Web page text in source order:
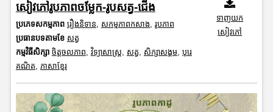
សៀវភៅរូបភាពចម្លែក-រូបសត្វ-ជើង
ប្រភេទសកម្មភាព រឿងនិទាន, សកម្មភាពកសាង, រូបភាព
ប្រធានបទតាមខែ សត្វ
កម្មវិធីសិក្សា ចិត្តចលភាព, វិទ្យាសាស្រ្ត, សត្វ, សិក្សាសង្គម, បុរេ
គណិត, ភាសាខ្មែរ
ទាញយក
សៀវភៅ